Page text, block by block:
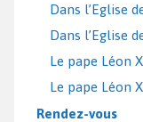
Dans l’Eglise
Dans l’Eglise
Le pape Léon
Le pape Léon
Rendez-vous